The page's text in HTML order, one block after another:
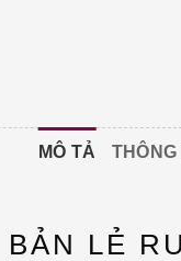
MÔ TẢ
LẺ